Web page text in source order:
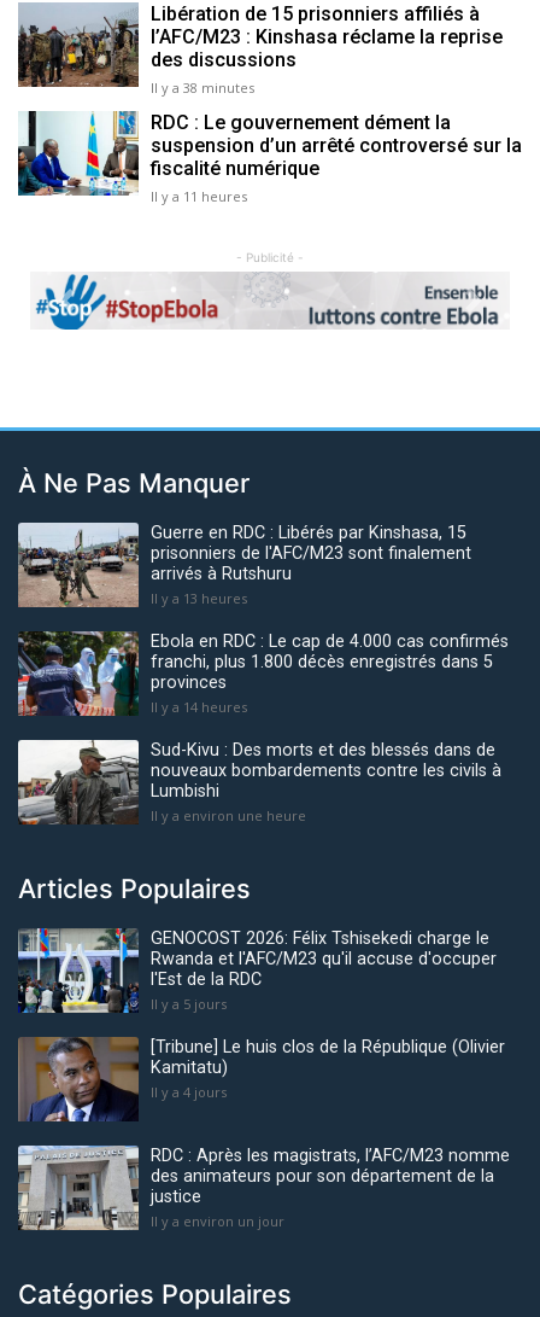
Libération de 15 prisonniers affiliés à
l’AFC/M23 : Kinshasa réclame la reprise
des discussions
Il y a 38 minutes
RDC : Le gouvernement dément la
suspension d’un arrêté controversé sur la
fiscalité numérique
Il y a 11 heures
- Publicité -
Previous Next
À Ne Pas Manquer
Guerre en RDC : Libérés par Kinshasa, 15
prisonniers de l'AFC/M23 sont finalement
arrivés à Rutshuru
Il y a 13 heures
Ebola en RDC : Le cap de 4.000 cas confirmés
franchi, plus 1.800 décès enregistrés dans 5
provinces
Il y a 14 heures
Sud-Kivu : Des morts et des blessés dans de
nouveaux bombardements contre les civils à
Lumbishi
Il y a environ une heure
Articles Populaires
GENOCOST 2026: Félix Tshisekedi charge le
Rwanda et l'AFC/M23 qu'il accuse d'occuper
l'Est de la RDC
Il y a 5 jours
[Tribune] Le huis clos de la République (Olivier
Kamitatu)
Il y a 4 jours
RDC : Après les magistrats, l’AFC/M23 nomme
des animateurs pour son département de la
justice
Il y a environ un jour
Catégories Populaires